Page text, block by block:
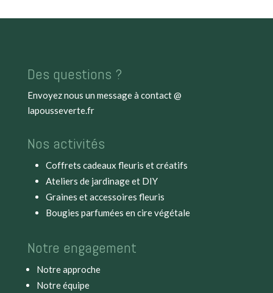
Des questions ?
Envoyez nous un message à contact @
lapousseverte.fr
Nos activités
Coffrets cadeaux fleuris et créatifs
Ateliers de jardinage et DIY
Graines et accessoires fleuris
Bougies parfumées en cire végétale
Notre engagement
Notre approche
Notre équipe